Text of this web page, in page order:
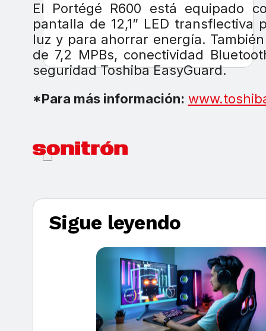
El Portégé R600 está equipado
pantalla de 12,1” LED
luz y para ahorrar energía.
de 7,2 MPBs, conectividad
seguridad Toshiba EasyGuard.
*Para más información:
Sigue leyendo